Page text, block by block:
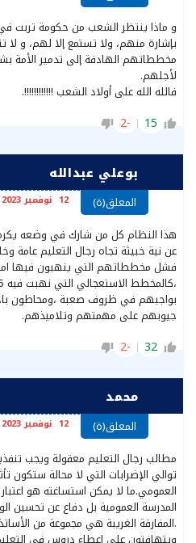
و ماذا ينتظر الشعب من حكومة تربت
بإشارة منهم، ولا تستمع إلا لهم، و
مخططاتهم الهادفة إلى تدمير
لأجلهم.
فالله الله على أولاد الشعب !!!!!!!!!!!!.
15
-2
بوعلي عبدالله
المعلق(ة) 12 نوفمبر 2023 20:08
هذا النظام كل من شارك في وضعه يكره
عن نية خبيثة تجاه رجال التعليم عامة
فشل مخططاتهم التي ينهبون فيها
بواجبهم في ظروف صعبة ،ومحاطون
جيوبهم على مهمتهم وتلاميذهم.
32
-2
محمد
المعلق(ة) 12 نوفمبر 2023 16:58
مطالب رجال التعليم معقولة ويجب
توالي الإضرابات التي لا محالة ستكون
العمومي.ما لا يمكن استساغته هو
المدرسة العمومية بل دفاع عن تحسين
.المفارقة الغريبة هي مجموعة من